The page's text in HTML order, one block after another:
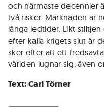
och närmaste decennier
två risker. Marknaden är
långa ledtider. Likt
efter kalla krigets slut är
sker efter att ett
världen lugnar sig, även
Text: Carl Törner